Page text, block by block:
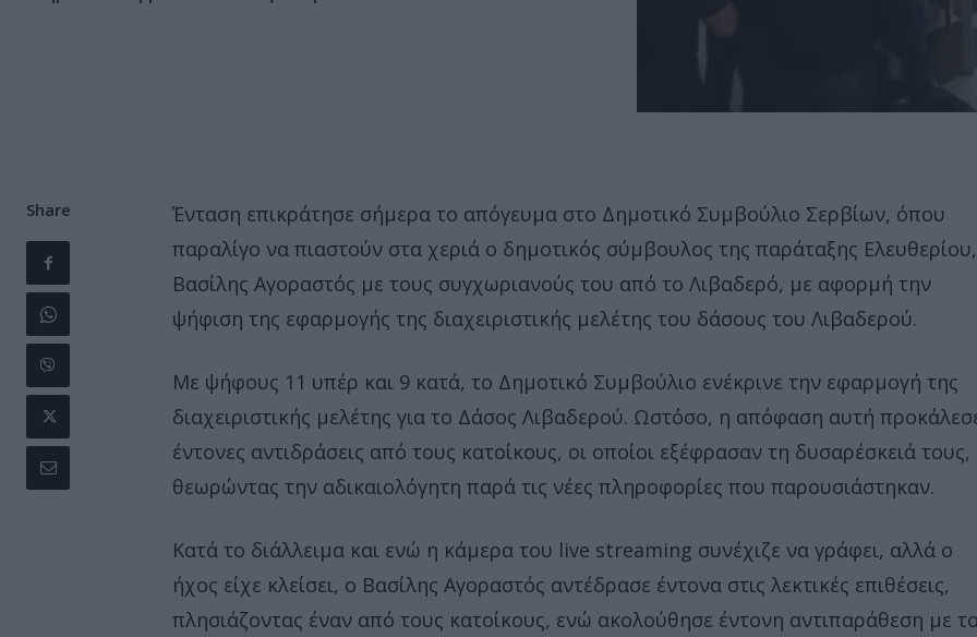
Share
Ένταση επικράτησε σήμερα το απόγευμα στο Δημοτικό Συμβούλιο Σερβίων, όπου
παραλίγο να πιαστούν στα χεριά ο δημοτικός σύμβουλος της παράταξης Ελευθερίου,
Βασίλης Αγοραστός με τους συγχωριανούς του από το Λιβαδερό, με αφορμή την
ψήφιση της εφαρμογής της διαχειριστικής μελέτης του δάσους του Λιβαδερού.
Με ψήφους 11 υπέρ και 9 κατά, το Δημοτικό Συμβούλιο ενέκρινε την εφαρμογή της
διαχειριστικής μελέτης για το Δάσος Λιβαδερού. Ωστόσο, η απόφαση αυτή
έντονες αντιδράσεις από τους κατοίκους, οι οποίοι εξέφρασαν τη δυσαρέσκειά τους,
θεωρώντας την αδικαιολόγητη παρά τις νέες πληροφορίες που παρουσιάστηκαν.
Κατά το διάλλειμα και ενώ η κάμερα του live streaming συνέχιζε να γράφει, αλλά ο
ήχος είχε κλείσει, ο Βασίλης Αγοραστός αντέδρασε έντονα στις λεκτικές επιθέσεις,
πλησιάζοντας έναν από τους κατοίκους, ενώ ακολούθησε έντονη αντιπαράθεση με